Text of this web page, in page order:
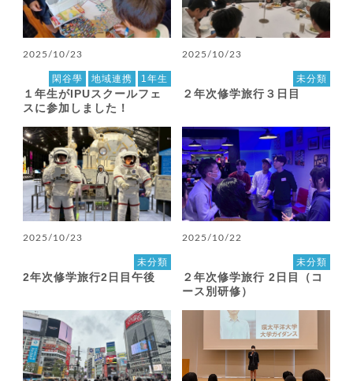
2025/10/23
1年生
地域連携
閑谷學
１年生がIPUスクールフェ
スに参加しました！
2025/10/23
未分類
２年次修学旅行３日目
2025/10/23
未分類
2年次修学旅行2日目午後
2025/10/22
未分類
２年次修学旅行 2日目（コ
ース別研修）